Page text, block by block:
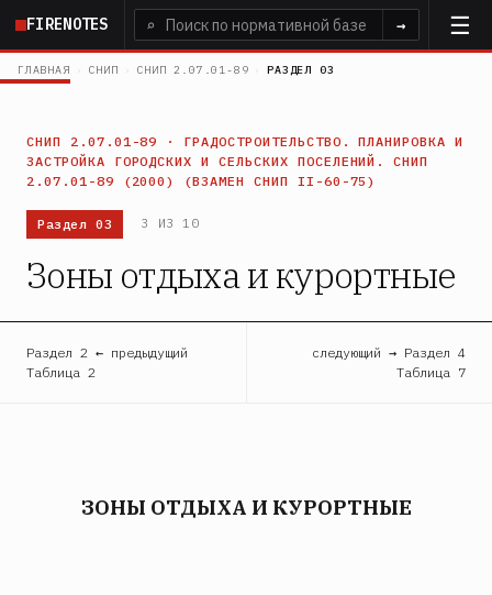
Перейти
основному
FIRENOTES ⌕ →
ГЛАВНАЯ › СНИП › СНИП 2.07.01-89 › РАЗДЕЛ 03
СНИП 2.07.01-89 · ГРАДОСТРОИТЕЛЬСТВО. ПЛАНИРОВКА И
ЗАСТРОЙКА ГОРОДСКИХ И СЕЛЬСКИХ ПОСЕЛЕНИЙ. СНИП
2.07.01-89 (2000) (ВЗАМЕН СНИП II-60-75)
Раздел 03 3 ИЗ 10
Зоны отдыха и курортные
Раздел 2 ← предыдущий
Таблица 2
следующий → Раздел 4
Таблица 7
ЗОНЫ ОТДЫХА И КУРОРТНЫЕ